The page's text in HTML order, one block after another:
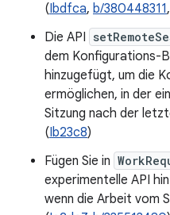
(Ibdfca, b/380448311,
Die API
dem Konfigurations-
hinzugefügt, um die
ermöglichen, in der
Sitzung nach der
(Ib23c8)
Fügen Sie in
experimentelle API
wenn die Arbeit vom